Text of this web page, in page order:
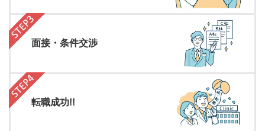
面接・条件交渉
転職成功!!